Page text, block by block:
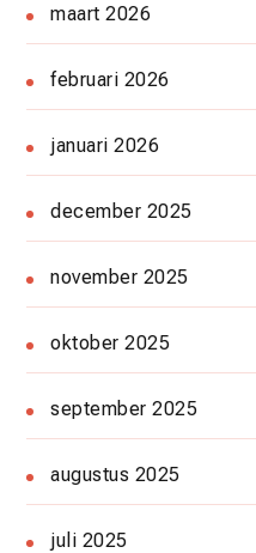
maart 2026
februari 2026
januari 2026
december 2025
november 2025
oktober 2025
september 2025
augustus 2025
juli 2025